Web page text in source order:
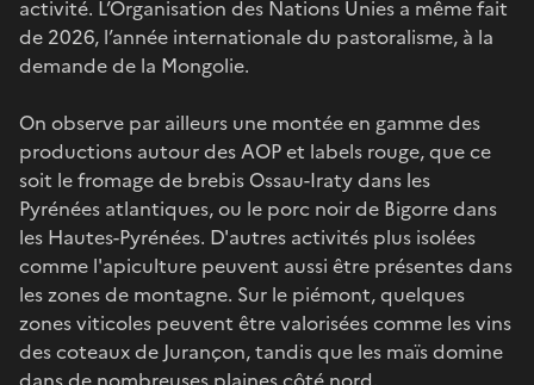
activité. L’Organisation des Nations Unies a même fait
de 2026, l’année internationale du pastoralisme, à la
demande de la Mongolie.
On observe par ailleurs une montée en gamme des
productions autour des AOP et labels rouge, que ce
soit le fromage de brebis Ossau-Iraty dans les
Pyrénées atlantiques, ou le porc noir de Bigorre dans
les Hautes-Pyrénées. D'autres activités plus isolées
comme l'apiculture peuvent aussi être présentes dans
les zones de montagne. Sur le piémont, quelques
zones viticoles peuvent être valorisées comme les vins
des coteaux de Jurançon, tandis que les maïs domine